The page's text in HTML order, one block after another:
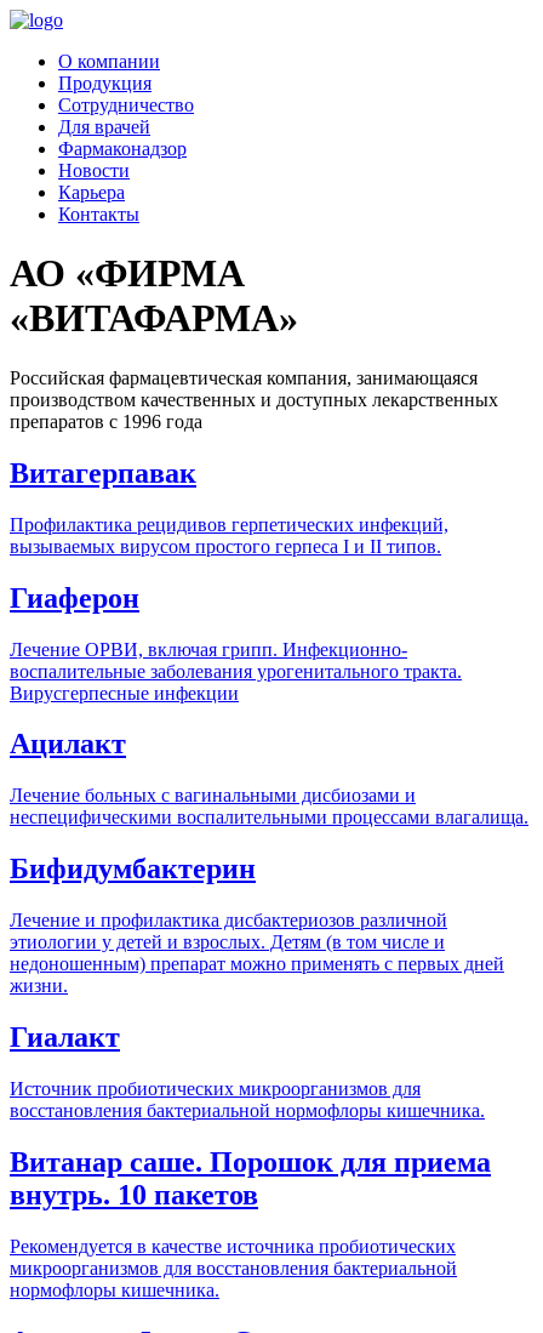
Перейти
содержимому
О компании
Продукция
Сотрудничество
Для врачей
Фармаконадзор
Новости
Карьера
Контакты
АО «ФИРМА
«ВИТАФАРМА»
Российская фармацевтическая компания, занимающаяся
производством качественных и доступных лекарственных
препаратов с 1996 года
Витагерпавак
Профилактика рецидивов герпетических инфекций,
вызываемых вирусом простого герпеса I и II типов.
Гиаферон
Лечение ОРВИ, включая грипп. Инфекционно-
воспалительные заболевания урогенитального тракта.
Вирусгерпесные инфекции
Ацилакт
Лечение больных с вагинальными дисбиозами и
неспецифическими воспалительными процессами влагалища.
Бифидумбактерин
Лечение и профилактика дисбактериозов различной
этиологии у детей и взрослых. Детям (в том числе и
недоношенным) препарат можно применять с первых дней
жизни.
Гиалакт
Источник пробиотических микроорганизмов для
восстановления бактериальной нормофлоры кишечника.
Витанар саше. Порошок для приема
внутрь. 10 пакетов
Рекомендуется в качестве источника пробиотических
микроорганизмов для восстановления бактериальной
нормофлоры кишечника.